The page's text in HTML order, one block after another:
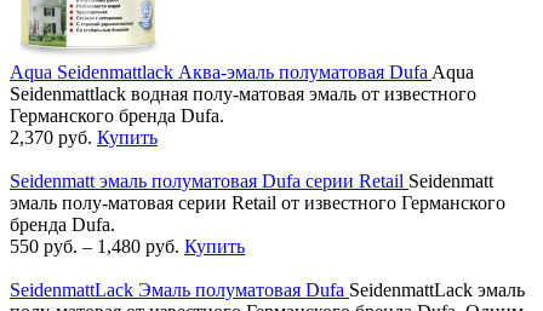
Aqua Seidenmattlack Аква-эмаль полуматовая Dufa Aqua
Seidenmattlack водная полу-матовая эмаль от известного
Германского бренда Dufa.
2,370 руб. Купить
Seidenmatt эмаль полуматовая Dufa серии Retail Seidenmatt
эмаль полу-матовая серии Retail от известного Германского
бренда Dufa.
550 руб. – 1,480 руб. Купить
SeidenmattLack Эмаль полуматовая Dufa SeidenmattLack эмаль